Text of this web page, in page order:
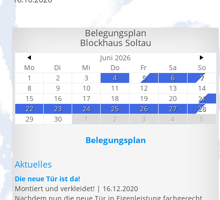
Belegungsplan
Blockhaus Soltau
Juni 2026
Mo
Di Mi Do Fr Sa
So
1
2 3 4 5 6
7
8
9 10 11 12 13
14
15
16 17 18 19 20
21
22
23 24 25 26 27
28
29
30 1 2 3 4 5
Belegungsplan
Aktuelles
Die neue Tür ist da!
Montiert und verkleidet! | 16.12.2020